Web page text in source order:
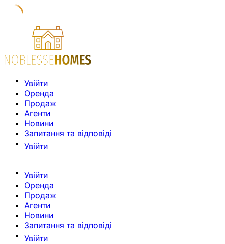
Увійти
Оренда
Продаж
Агенти
Новини
Запитання та відповіді
Увійти
Увійти
Оренда
Продаж
Агенти
Новини
Запитання та відповіді
Увійти